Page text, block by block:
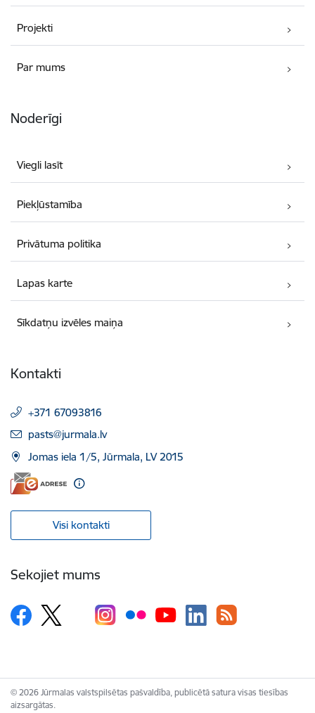
Projekti
Par mums
Noderīgi
Viegli lasīt
Piekļūstamība
Privātuma politika
Lapas karte
Sīkdatņu izvēles maiņa
Kontakti
+371 67093816
E-pasts:
pasts@jurmala.lv
Jomas iela 1/5, Jūrmala, LV 2015
Visi kontakti
Sekojiet mums
© 2026 Jūrmalas valstspilsētas pašvaldība, publicētā satura visas tiesības
aizsargātas.